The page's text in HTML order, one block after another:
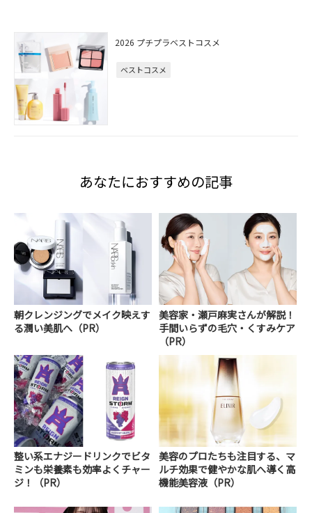
2026 プチプラベストコスメ
ベストコスメ
あなたにおすすめの記事
朝クレンジングでメイク映えす
る潤い美肌へ（PR）
美容家・瀬戸麻実さんが解説！
手間いらずの毛穴・くすみケア
（PR）
整い系エナジードリンクでビタ
ミンも栄養素も効率よくチャー
ジ！（PR）
美容のプロたちも注目する、マ
ルチ効果で健やかな肌へ導く高
機能美容液（PR）